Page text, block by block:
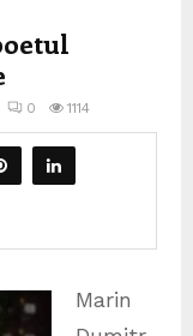
0 1114
Marin